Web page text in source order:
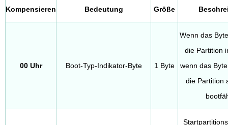
Kompensieren Bedeutung Größe
00 Uhr Boot-Typ-Indikator-Byte 1 Byte
Wenn das
die Partition
wenn das
die Partition